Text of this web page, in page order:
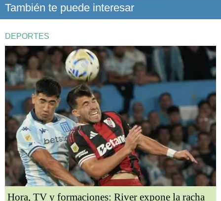
También te puede interesar
DEPORTES
Hora, TV y formaciones: River expone la racha